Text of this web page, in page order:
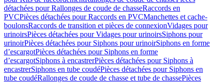
détachées pour Rallonges de coude de chasseRaccords en
PVCPièces détachées pour Raccords en PVCManchettes et cache-
boulonsRaccords de transition et pièces de connexionVidages pour
urinoirsPièces détachées pour Vidages pour urinoirsSiphons pour
urinoirPièces détachées pour Siphons pour urinoirSiphons en forme
d’escargotPièces détachées pour Siphons en forme
d’escargotSiphons à encastrerPièces détachées pour Siphons à
encastrerSiphons en tube coudéPièces détachées pour Siphons en
tube coudéRallonges de coude de chasse et tube de chassePièces